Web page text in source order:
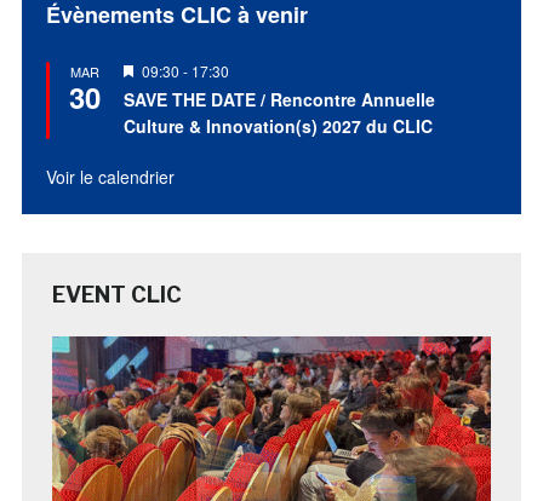
Évènements CLIC à venir
MAR
30
Mis
en
avant
09:30 - 17:30
SAVE THE DATE / Rencontre Annuelle
Culture & Innovation(s) 2027 du CLIC
Voir le calendrier
EVENT CLIC